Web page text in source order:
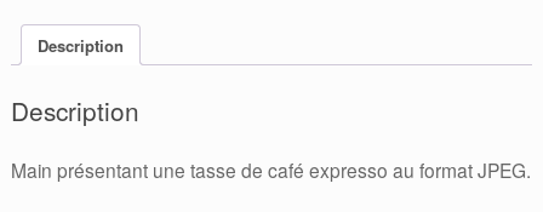
caféDescription
Description
Main présentant une tasse de café expresso au format JPEG.